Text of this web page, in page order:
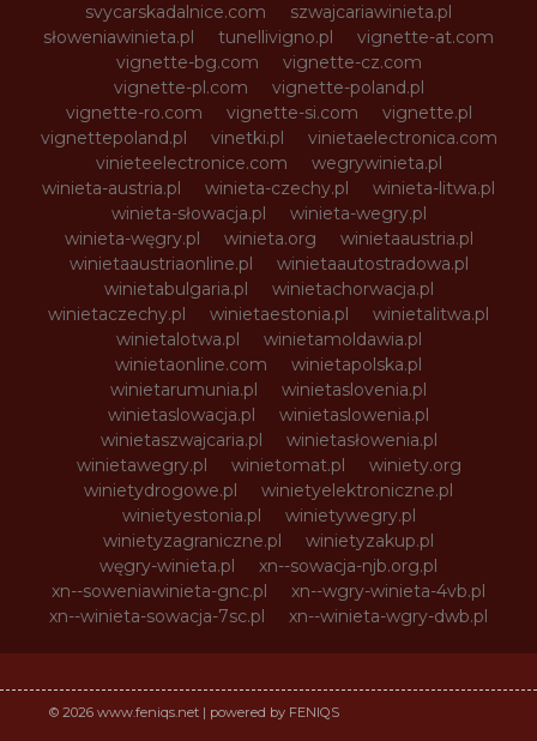
svycarskadalnice.com
szwajcariawinieta.pl
słoweniawinieta.pl
tunellivigno.pl
vignette-at.com
vignette-bg.com
vignette-cz.com
vignette-pl.com
vignette-poland.pl
vignette-ro.com
vignette-si.com
vignette.pl
vignettepoland.pl
vinetki.pl
vinietaelectronica.com
vinieteelectronice.com
wegrywinieta.pl
winieta-austria.pl
winieta-czechy.pl
winieta-litwa.pl
winieta-słowacja.pl
winieta-wegry.pl
winieta-węgry.pl
winieta.org
winietaaustria.pl
winietaaustriaonline.pl
winietaautostradowa.pl
winietabulgaria.pl
winietachorwacja.pl
winietaczechy.pl
winietaestonia.pl
winietalitwa.pl
winietalotwa.pl
winietamoldawia.pl
winietaonline.com
winietapolska.pl
winietarumunia.pl
winietaslovenia.pl
winietaslowacja.pl
winietaslowenia.pl
winietaszwajcaria.pl
winietasłowenia.pl
winietawegry.pl
winietomat.pl
winiety.org
winietydrogowe.pl
winietyelektroniczne.pl
winietyestonia.pl
winietywegry.pl
winietyzagraniczne.pl
winietyzakup.pl
węgry-winieta.pl
xn--sowacja-njb.org.pl
xn--soweniawinieta-gnc.pl
xn--wgry-winieta-4vb.pl
xn--winieta-sowacja-7sc.pl
xn--winieta-wgry-dwb.pl
© 2026 www.feniqs.net | powered by FENIQS